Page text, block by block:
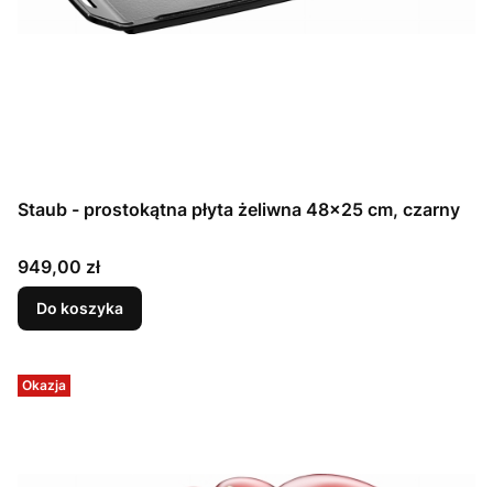
Staub - prostokątna płyta żeliwna 48×25 cm, czarny
Cena
949,00 zł
Do koszyka
Okazja